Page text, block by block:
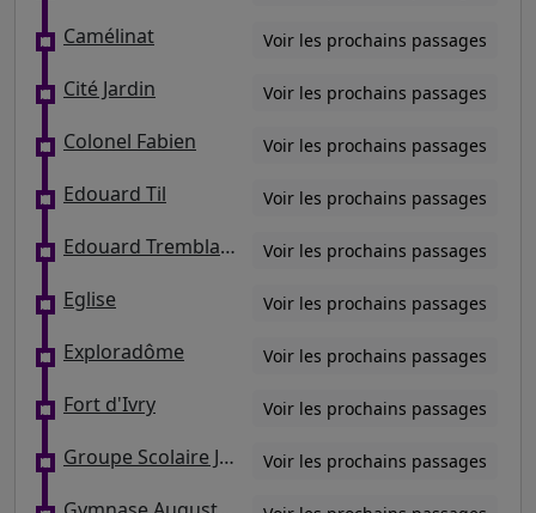
Camélinat Voir les prochains passages
Cité Jardin Voir les prochains passages
Colonel Fabien Voir les prochains passages
Edouard Til Voir les prochains passages
Edouard Tremblay (av du Colonel Fabien) Voir les prochains passages
Eglise Voir les prochains passages
Exploradôme Voir les prochains passages
Fort d'Ivry Voir les prochains passages
Groupe Scolaire Jean-Jacques Rousseau Voir les prochains passages